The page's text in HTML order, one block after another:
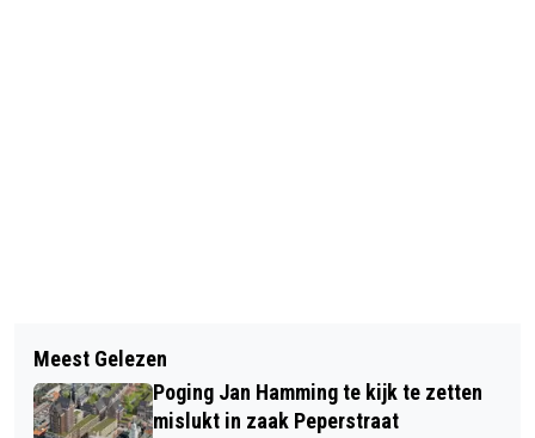
HAAT EN RACISME NA BERICHT OVER
KINDERBURGEMEESTER
GROTE PRIJSVERSCHILLEN
REISVACCINATIES GGD: KEUS IS VRIJ
Meest Gelezen
Poging Jan Hamming te kijk te zetten
mislukt in zaak Peperstraat